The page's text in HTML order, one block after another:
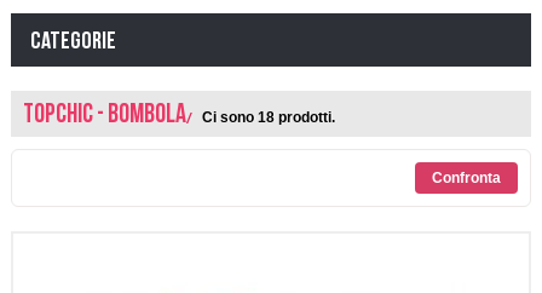
VISO E CORPO
SOLARI
UOMO
Categorie
TOPCHIC - BOMBOLA Ci sono 18 prodotti.